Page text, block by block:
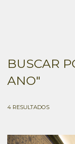
BUSCAR
ANO"
4 RESULTADOS